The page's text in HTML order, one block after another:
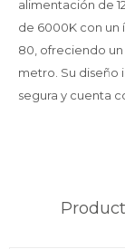
alimentación de
de 6000K con un
80, ofreciendo
metro. Su diseño
segura y cuenta